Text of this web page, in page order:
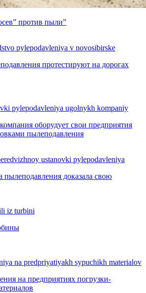
против пыли”
протестируют на дорогах
оборудует свои предприятия
пылеподавления
пылеподавления доказала свою
на предприятиях погрузки-